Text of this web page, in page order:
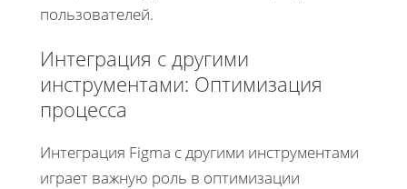
пользователей.
Интеграция с другими
инструментами: Оптимизация
процесса
Интеграция Figma с другими инструментами
играет важную роль в оптимизации